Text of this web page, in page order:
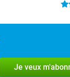
5
Je veux